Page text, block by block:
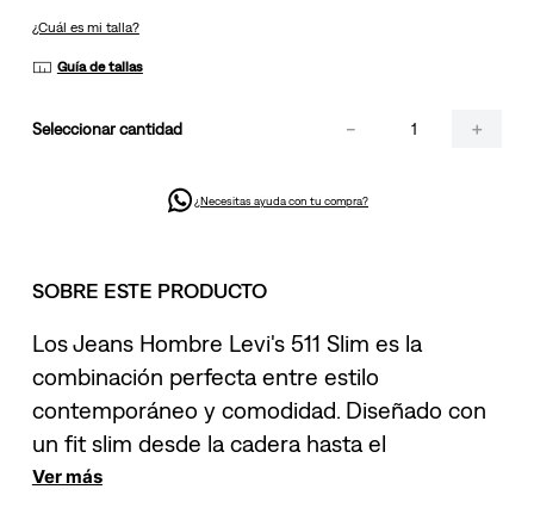
¿Cuál es mi talla?
Guía de tallas
cantidad ＋
－
¿Necesitas ayuda con tu compra?
SOBRE ESTE PRODUCTO
Los Jeans Hombre Levi's 511 Slim es la
combinación perfecta entre estilo
contemporáneo y comodidad. Diseñado con
un fit slim desde la cadera hasta el
Ver más